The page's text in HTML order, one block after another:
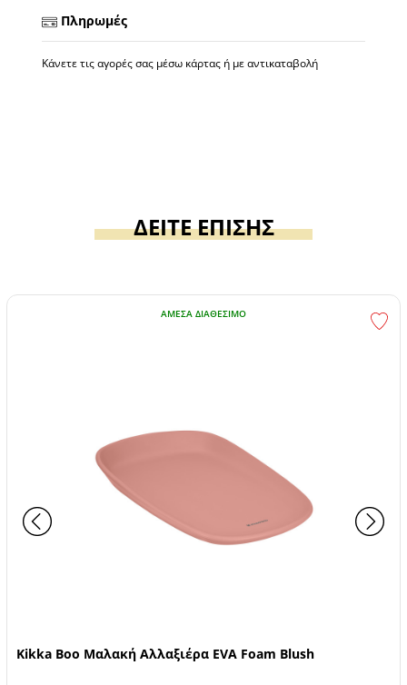
Πληρωμές
Κάνετε τις αγορές σας μέσω κάρτας ή με αντικαταβολή
ΔΕΙΤΕ ΕΠΙΣΗΣ
ΆΜΕΣΑ ΔΙΑΘΈΣΙΜΟ
Kikka Boo Μαλακή Αλλαξιέρα EVA Foam Blush